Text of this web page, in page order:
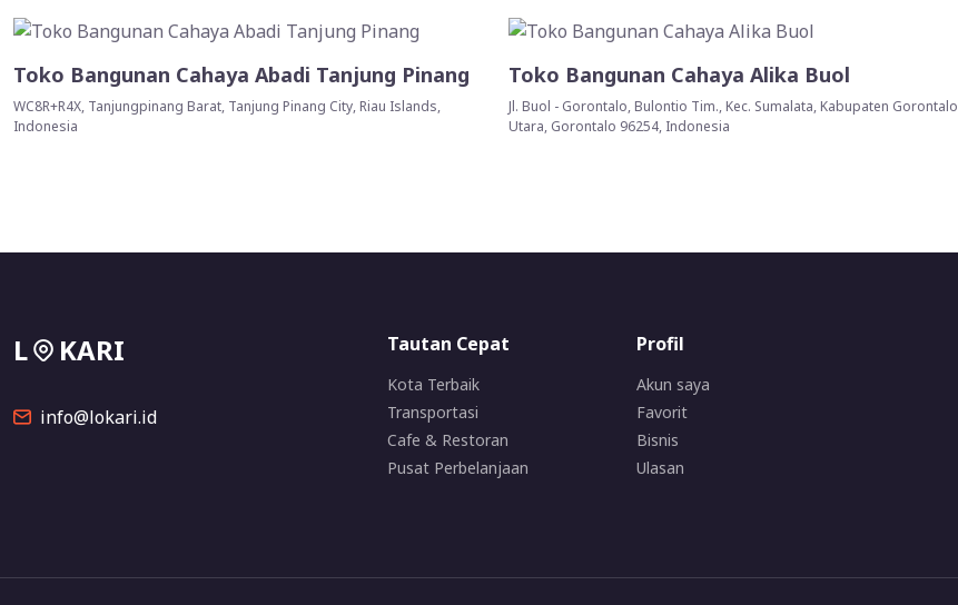
Toko Bangunan Cahaya Abadi Tanjung Pinang
WC8R+R4X, Tanjungpinang Barat, Tanjung Pinang City, Riau Islands,
Indonesia
Toko Bangunan Cahaya Alika Buol
Jl. Buol - Gorontalo, Bulontio Tim., Kec. Sumalata, Kabupaten Gorontalo
Utara, Gorontalo 96254, Indonesia
L KARI
info@lokari.id
Tautan Cepat
Kota Terbaik
Transportasi
Cafe & Restoran
Pusat Perbelanjaan
Profil
Akun saya
Favorit
Bisnis
Ulasan